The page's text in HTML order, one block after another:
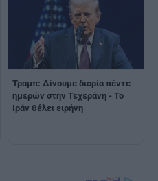
Τραμπ: Δίνουμε διορία πέντε
ημερών στην Τεχεράνη - Το
Ιράν θέλει ειρήνη